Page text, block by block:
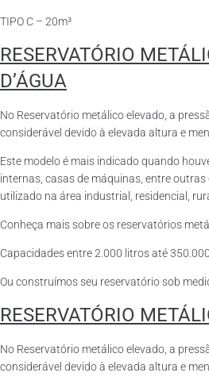
TIPO C – 20m³
RESERVATÓRIO
D’ÁGUA
No Reservatório metálico elevado, a
considerável devido à elevada altura e
Este modelo é mais indicado quando
internas, casas de máquinas, entre
utilizado na área industrial, residencial,
Conheça mais sobre os reservatórios
Capacidades entre 2.000 litros até
Ou construímos seu reservatório sob
RESERVATÓRIO
No Reservatório metálico elevado, a
considerável devido à elevada altura e